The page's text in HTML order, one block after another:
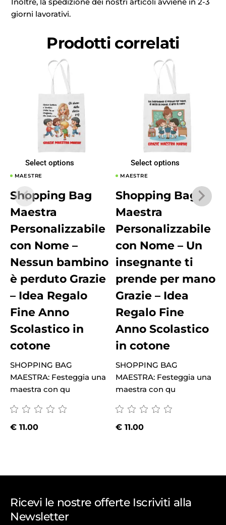
giorni lavorativi.
Prodotti correlati
Select options
MAESTRE
Shopping Bag
Maestra
Personalizzabile
con Nome –
Nessun bambino
è perduto Grazie
– Idea Regalo
Fine Anno
Scolastico in
cotone
SHOPPING BAG
MAESTRA: Festeggia una
maestra con qu
€11.00
Select options
MAESTRE
Shopping Bag
Maestra
Personalizzabile
con Nome – Un
insegnante ti
prende per mano
Grazie – Idea
Regalo Fine
Anno Scolastico
in cotone
SHOPPING BAG
MAESTRA: Festeggia una
maestra con qu
€ 11.00
Ricevi le nostre offerte Iscriviti alla
Newsletter